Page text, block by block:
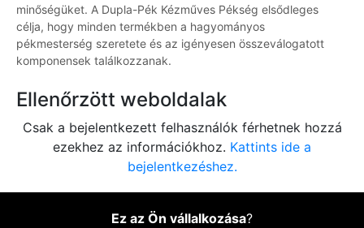
minőségüket. A Dupla-Pék Kézműves Pékség elsődleges
célja, hogy minden termékben a hagyományos
pékmesterség szeretete és az igényesen összeválogatott
komponensek találkozzanak.
Ellenőrzött weboldalak
Csak a bejelentkezett felhasználók férhetnek hozzá
ezekhez az információkhoz. Kattints ide a
bejelentkezéshez.
Ez az Ön vállalkozása?